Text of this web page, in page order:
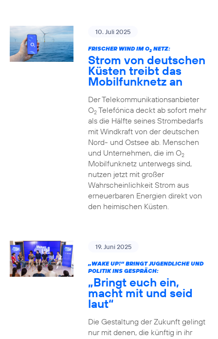
10. Juli 2025
FRISCHER WIND IM O2NETZ:
Strom von deutschen
Küsten treibt das
Mobilfunknetz an
Der Telekommunikationsanbieter
O2Telefónica deckt ab sofort mehr
als die Hälfte seines Strombedarfs
mit Windkraft von der deutschen
Nord- und Ostsee ab. Menschen
und Unternehmen, die im O2
Mobilfunknetz unterwegs sind,
nutzen jetzt mit großer
Wahrscheinlichkeit Strom aus
erneuerbaren Energien direkt von
den heimischen Küsten.
19. Juni 2025
„WAKE UP!“ BRINGT JUGENDLICHE UND
POLITIK INS GESPRÄCH:
„Bringt euch ein,
macht mit und seid
laut“
Die Gestaltung der Zukunft gelingt
nur mit denen, die künftig in ihr